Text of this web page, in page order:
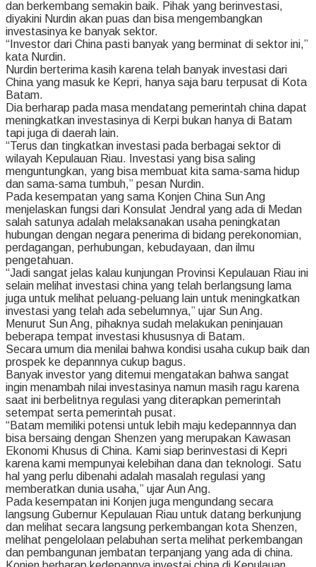
dan berkembang semakin baik. Pihak yang berinvestasi,
diyakini Nurdin akan puas dan bisa mengembangkan
investasinya ke banyak sektor.
“Investor dari China pasti banyak yang berminat di sektor ini,”
kata Nurdin.
Nurdin berterima kasih karena telah banyak investasi dari
China yang masuk ke Kepri, hanya saja baru terpusat di Kota
Batam.
Dia berharap pada masa mendatang pemerintah china dapat
meningkatkan investasinya di Kerpi bukan hanya di Batam
tapi juga di daerah lain.
“Terus dan tingkatkan investasi pada berbagai sektor di
wilayah Kepulauan Riau. Investasi yang bisa saling
menguntungkan, yang bisa membuat kita sama-sama hidup
dan sama-sama tumbuh,” pesan Nurdin.
Pada kesempatan yang sama Konjen China Sun Ang
menjelaskan fungsi dari Konsulat Jendral yang ada di Medan
salah satunya adalah melaksanakan usaha peningkatan
hubungan dengan negara penerima di bidang perekonomian,
perdagangan, perhubungan, kebudayaan, dan ilmu
pengetahuan.
“Jadi sangat jelas kalau kunjungan Provinsi Kepulauan Riau ini
selain melihat investasi china yang telah berlangsung lama
juga untuk melihat peluang-peluang lain untuk meningkatkan
investasi yang telah ada sebelumnya,” ujar Sun Ang.
Menurut Sun Ang, pihaknya sudah melakukan peninjauan
beberapa tempat investasi khususnya di Batam.
Secara umum dia menilai bahwa kondisi usaha cukup baik dan
prospek ke depannnya cukup bagus.
Banyak investor yang ditemui mengatakan bahwa sangat
ingin menambah nilai investasinya namun masih ragu karena
saat ini berbelitnya regulasi yang diterapkan pemerintah
setempat serta pemerintah pusat.
“Batam memiliki potensi untuk lebih maju kedepannnya dan
bisa bersaing dengan Shenzen yang merupakan Kawasan
Ekonomi Khusus di China. Kami siap berinvestasi di Kepri
karena kami mempunyai kelebihan dana dan teknologi. Satu
hal yang perlu dibenahi adalah masalah regulasi yang
memberatkan dunia usaha,” ujar Aun Ang.
Pada kesempatan ini Konjen juga mengundang secara
langsung Gubernur Kepulauan Riau untuk datang berkunjung
dan melihat secara langsung perkembangan kota Shenzen,
melihat pengelolaan pelabuhan serta melihat perkembangan
dan pembangunan jembatan terpanjang yang ada di china.